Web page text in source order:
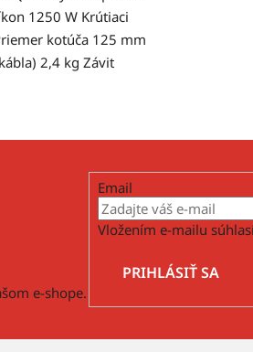
1250 W Krútiaci
kotúča 125 mm
2,4 kg Závit
e-shope.
Email
Vložením e-mailu
PRIHLÁSIŤ SA